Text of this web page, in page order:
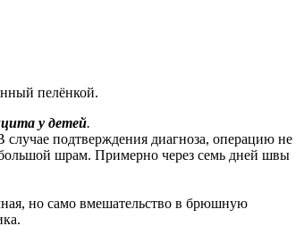
пелёнкой.
у детей.
случае подтверждения диагноза, операцию не
шрам. Примерно через семь дней швы
но само вмешательство в брюшную